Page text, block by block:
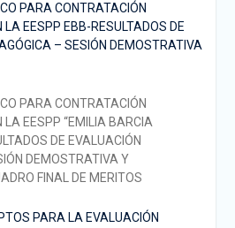
PARA CONTRATACIÓN
LA EESPP EBB-RESULTADOS DE
– SESIÓN DEMOSTRATIVA
PARA CONTRATACIÓN
LA EESPP “EMILIA BARCIA
DE EVALUACIÓN
DEMOSTRATIVA Y
FINAL DE MERITOS
PARA LA EVALUACIÓN